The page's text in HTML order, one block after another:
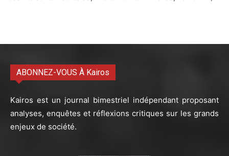
ABONNEZ-VOUS À Kairos
Kairos est un journal bimestriel indépendant proposant
analyses, enquêtes et réflexions critiques sur les grands
enjeux de société.